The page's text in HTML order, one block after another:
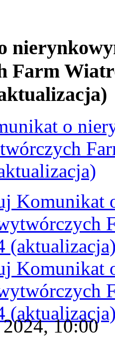
Farm
o
Komunikat
Komunikat
10:00